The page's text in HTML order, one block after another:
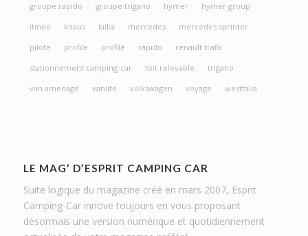
groupe rapido
groupe trigano hymer
hymer group
itineo
knaus laika mercedes
mercedes sprinter
pilote
profile profilé rapido
renault trafic
stationnement camping-car
toit relevable
trigano
van aménagé
vanlife volkswagen voyage westfalia
LE MAG’ D’ESPRIT CAMPING CAR
Suite logique du magazine créé en mars 2007, Esprit
Camping-Car innove toujours en vous proposant
désormais une version numérique et quotidiennement